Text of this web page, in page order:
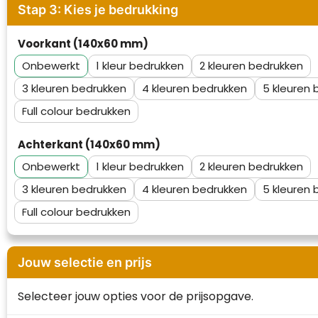
Waterman
Stap 3: Kies je bedrukking
Voorkant (140x60 mm)
Onbewerkt
1
2
3
4
5
Full colour
Achterkant (140x60 mm)
Onbewerkt
1
2
3
4
5
Full colour
Jouw selectie en prijs
Selecteer jouw opties voor de prijsopgave.